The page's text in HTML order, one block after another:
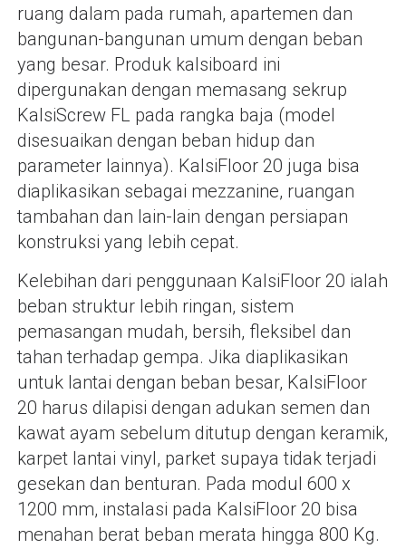
ruang dalam pada rumah, apartemen dan
bangunan-bangunan umum dengan beban
yang besar. Produk kalsiboard ini
dipergunakan dengan memasang sekrup
KalsiScrew FL pada rangka baja (model
disesuaikan dengan beban hidup dan
parameter lainnya). KalsiFloor 20 juga bisa
diaplikasikan sebagai mezzanine, ruangan
tambahan dan lain-lain dengan persiapan
konstruksi yang lebih cepat.
Kelebihan dari penggunaan KalsiFloor 20 ialah
beban struktur lebih ringan, sistem
pemasangan mudah, bersih, fleksibel dan
tahan terhadap gempa. Jika diaplikasikan
untuk lantai dengan beban besar, KalsiFloor
20 harus dilapisi dengan adukan semen dan
kawat ayam sebelum ditutup dengan keramik,
karpet lantai vinyl, parket supaya tidak terjadi
gesekan dan benturan. Pada modul 600 x
1200 mm, instalasi pada KalsiFloor 20 bisa
menahan berat beban merata hingga 800 Kg.